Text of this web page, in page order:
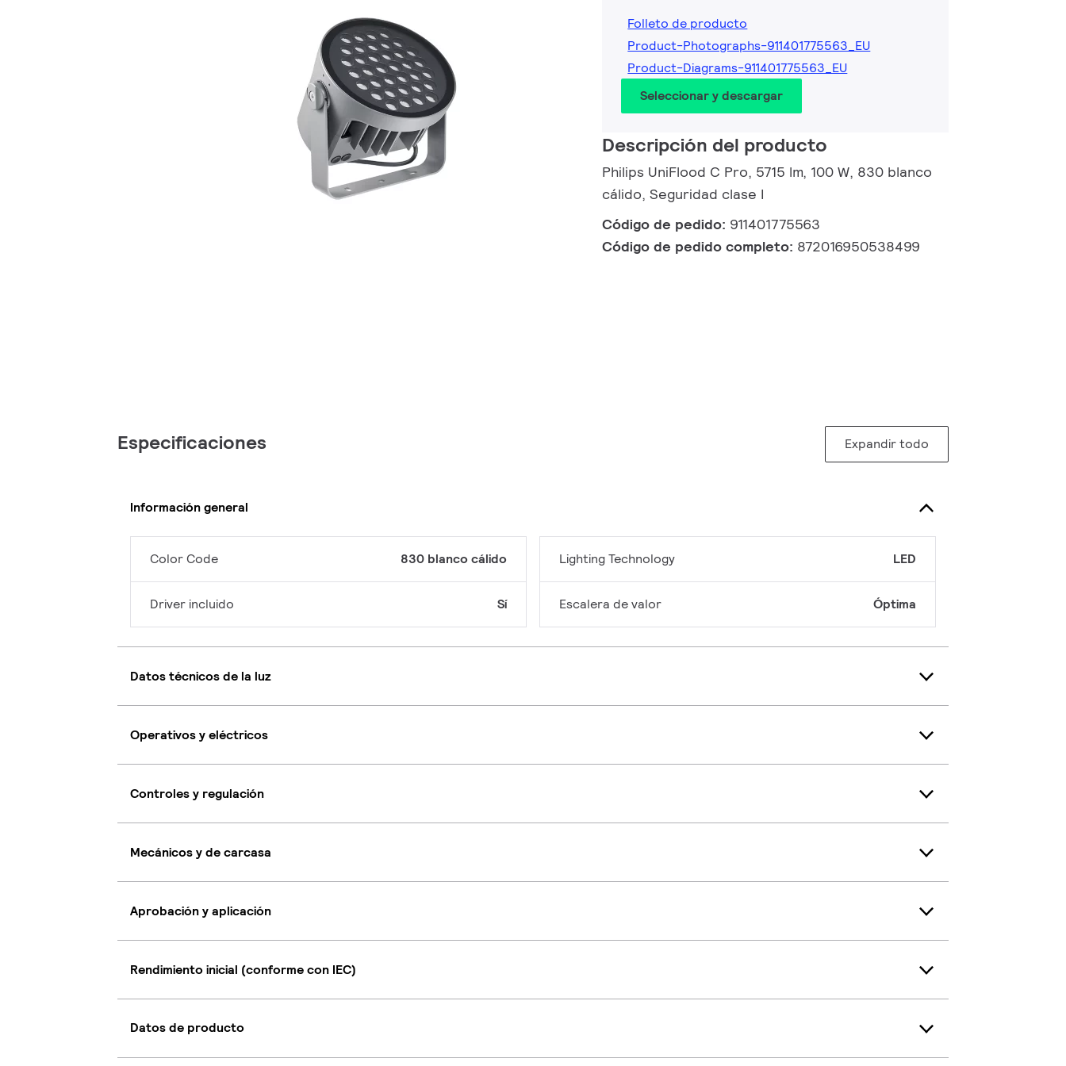
Folleto de producto
Product-Photographs-911401775563_EU
Product-Diagrams-911401775563_EU
Seleccionar y descargar
Descripción del producto
Philips UniFlood C Pro, 5715 lm, 100 W, 830 blanco
cálido, Seguridad clase I
Código de pedido: 911401775563
Código de pedido completo: 872016950538499
Especificaciones Expandir todo
Información general
Color Code 830 blanco cálido
Driver incluido Sí
Lighting Technology LED
Escalera de valor Óptima
Datos técnicos de la luz
Operativos y eléctricos
Controles y regulación
Mecánicos y de carcasa
Aprobación y aplicación
Rendimiento inicial (conforme con IEC)
Datos de producto